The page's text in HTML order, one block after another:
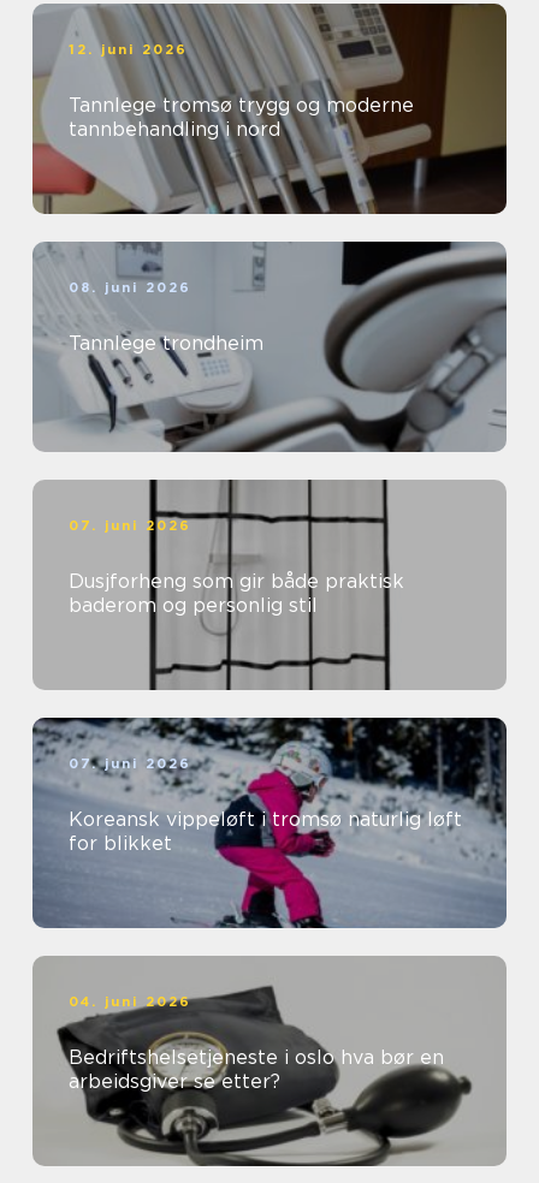
12. juni 2026
Tannlege tromsø trygg og moderne
tannbehandling i nord
08. juni 2026
Tannlege trondheim
07. juni 2026
Dusjforheng som gir både praktisk
baderom og personlig stil
07. juni 2026
Koreansk vippeløft i tromsø naturlig løft
for blikket
04. juni 2026
Bedriftshelsetjeneste i oslo hva bør en
arbeidsgiver se etter?